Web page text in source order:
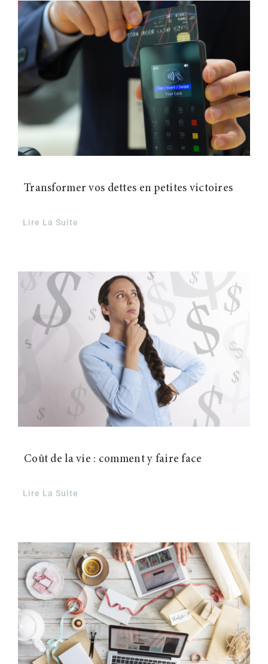
Transformer vos dettes en petites victoires
Lire La Suite
Coût de la vie : comment y faire face
Lire La Suite